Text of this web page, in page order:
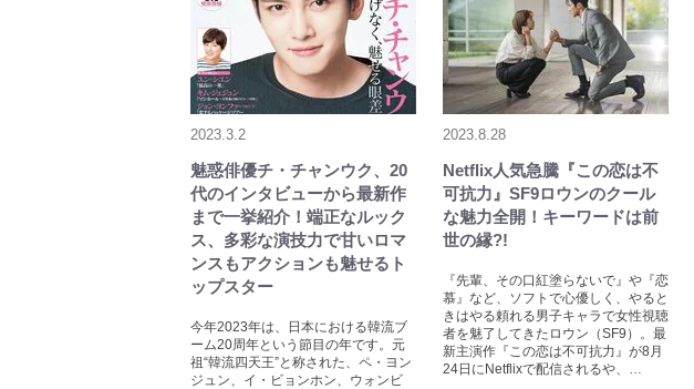
2023.3.2
魅惑俳優チ・チャンウク、20
代のインタビューから最新作
まで一挙紹介！端正なルック
ス、多彩な演技力で甘いロマ
ンスもアクションも魅せるト
ップスター
今年2023年は、日本における韓流ブ
ーム20周年という節目の年です。元
祖“韓流四天王”と称された、ペ・ヨン
ジュン、イ・ビョンホン、ウォンビ
2023.8.28
Netflix人気急騰『この恋は不
可抗力』SF9ロウンのクール
な魅力全開！キーワードは前
世の縁?!
『先輩、その口紅塗らないで』や『恋
慕』など、ソフトで心優しく、やると
きはやる頼れる男子キャラで女性視聴
者を魅了してきたロウン（SF9）。最
新主演作『この恋は不可抗力』が8月
24日にNetflixで配信されるや、…